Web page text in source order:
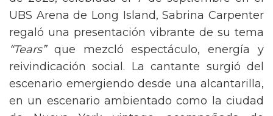
de 2025, celebrada el 7 de septiembre en el
UBS Arena de Long Island, Sabrina Carpenter
regaló una presentación vibrante de su tema
“Tears”que mezcló espectáculo, energía y
reivindicación social. La cantante surgió del
escenario emergiendo desde una alcantarilla,
en un escenario ambientado como la ciudad